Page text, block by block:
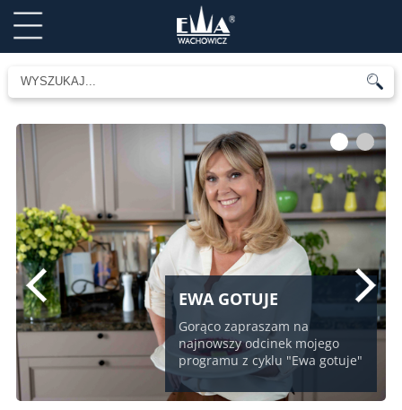
EWA GOTUJE
Gorąco zapraszam na
najnowszy odcinek mojego
programu z cyklu "Ewa gotuje"
1 2